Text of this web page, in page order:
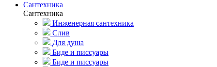
Сантехника
Сантехника
Инженерная сантехника
Слив
Для душа
Биде и писсуары
Биде и писсуары